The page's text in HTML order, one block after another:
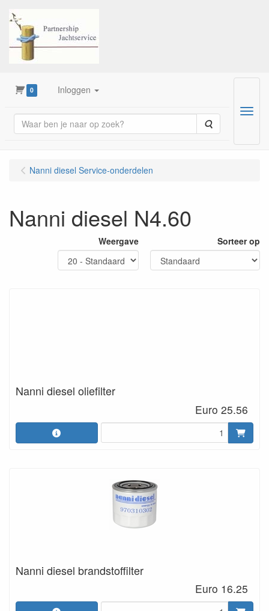
0 Inloggen
Zoeken
Menu
Nanni diesel Service-onderdelen
Nanni diesel N4.60
Weergave Sorteer op
Nanni diesel oliefilter
Euro 25.56
Nanni diesel brandstoffilter
Euro 16.25